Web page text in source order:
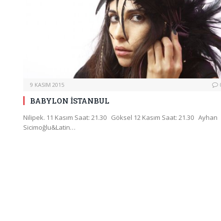
9 KASIM 2015
BABYLON İSTANBUL
Nilipek. 11 Kasım Saat: 21.30 Göksel 12 Kasım Saat: 21.30 Ayhan
Sicimoğlu&Latin…